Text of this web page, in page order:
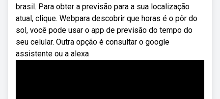
brasil. Para obter a previsão para a sua localização
atual, clique. Webpara descobrir que horas é o pôr do
sol, você pode usar o app de previsão do tempo do
seu celular. Outra opção é consultar o google
assistente ou a alexa